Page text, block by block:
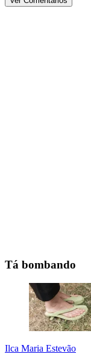
Tá bombando
Ilca Maria Estevão